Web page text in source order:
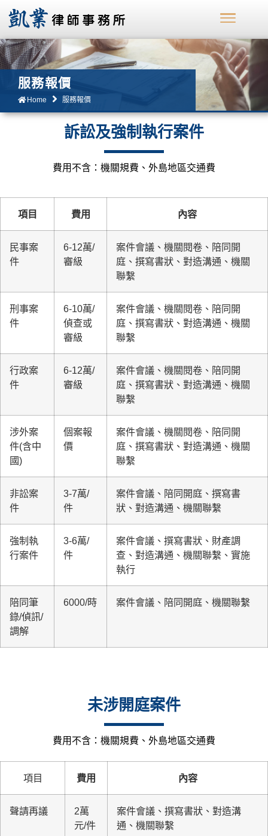
服務報價
Home 服務報價
訴訟及強制執行案件
費用不含：機關規費、外島地區交通費
項目 費用 內容
民事案
件
6-12萬/
審級
案件會議、機關閱卷、陪同開
庭、撰寫書狀、對造溝通、機關
聯繫
刑事案
件
6-10萬/
偵查或
審級
案件會議、機關閱卷、陪同開
庭、撰寫書狀、對造溝通、機關
聯繫
行政案
件
6-12萬/
審級
案件會議、機關閱卷、陪同開
庭、撰寫書狀、對造溝通、機關
聯繫
涉外案
件(含中
國)
個案報
價
案件會議、機關閱卷、陪同開
庭、撰寫書狀、對造溝通、機關
聯繫
非訟案
件
3-7萬/
件
案件會議、陪同開庭、撰寫書
狀、對造溝通、機關聯繫
強制執
行案件
3-6萬/
件
案件會議、撰寫書狀、財產調
查、對造溝通、機關聯繫、實施
執行
陪同筆
錄/偵訊/
調解
6000/時 案件會議、陪同開庭、機關聯繫
未涉開庭案件
費用不含：機關規費、外島地區交通費
項目 費用 內容
聲請再議
2萬
元/件
案件會議、撰寫書狀、對造溝
通、機關聯繫